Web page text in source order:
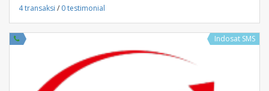
4 transaksi / 0 testimonial
Indosat SMS